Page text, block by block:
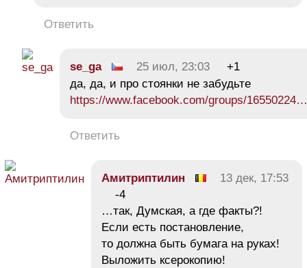
Ответить
se_ga 25 июл, 23:03
+1
да, да, и про стоянки не забудьте
https://www.facebook.com/groups/16550224…
Ответить
Амитриптилин
13 дек, 17:53
-4
…так, Думская, а где факты?!
Если есть постановление,
то должна быть бумага на руках!
Выложить ксерокопию!